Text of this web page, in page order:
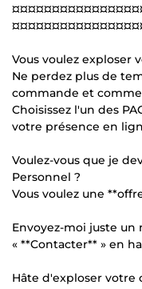
Vous voulez exploser
Ne perdez plus de
commande et
Choisissez l'un des
votre présence en
Voulez-vous que je
Personnel ?
Vous voulez une
Envoyez-moi juste
« **Contacter** » en
Hâte d'exploser votre